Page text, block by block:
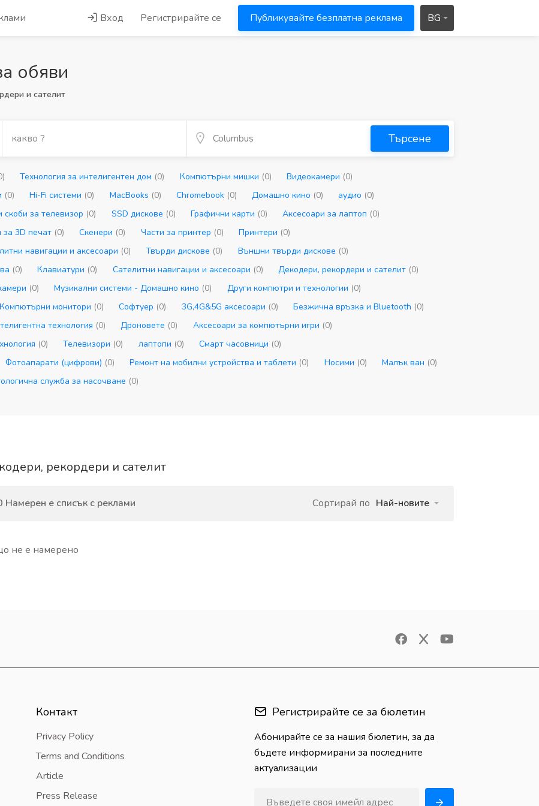
Вход Регистрирайте се Публикувайте безплатна реклама BG
обяви
и сателит
Търсене
Технология за интелигентен дом (0) Компютърни мишки (0) Видеокамери (0)
(0) Hi-Fi системи (0) MacBooks (0) Chromebook (0) Домашно кино (0) аудио (0)
скоби за телевизор (0) SSD дискове (0) Графични карти (0) Аксесоари за лаптоп (0)
3D печат (0) Скенери (0) Части за принтер (0) Принтери (0)
навигации и аксесоари (0) Твърди дискове (0) Външни твърди дискове (0)
(0) Клавиатури (0) Сателитни навигации и аксесоари (0) Декодери, рекордери и сателит (0)
(0) Музикални системи - Домашно кино (0) Други компютри и технологии (0)
Компютърни монитори (0) Софтуер (0) 3G,4G&5G аксесоари (0) Безжична връзка и Bluetooth (0)
технология (0) Дроновете (0) Аксесоари за компютърни игри (0)
(0) Телевизори (0) лаптопи (0) Смарт часовници (0)
Фотоапарати (цифрови) (0) Ремонт на мобилни устройства и таблети (0) Носими (0) Малък ван (0)
служба за насочване (0)
рекордери и сателит
Намерен е списък с реклами Сортирай по Най-новите
не е намерено
Контакт
Privacy Policy
Terms and Conditions
Article
Press Release
Регистрирайте се за бюлетин
Абонирайте се за нашия бюлетин, за да
бъдете информирани за последните
актуализации